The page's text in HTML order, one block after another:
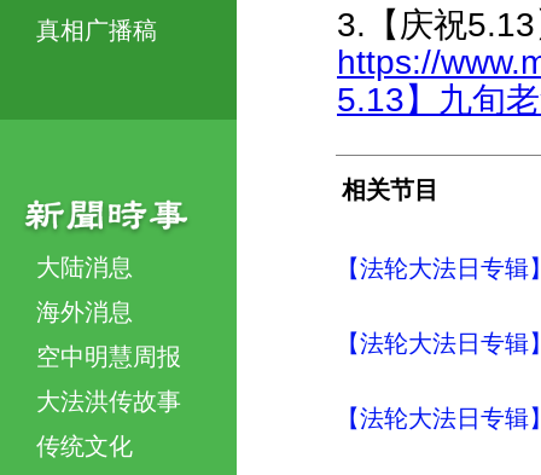
真相广播稿
大陆消息
海外消息
空中明慧周报
大法洪传故事
传统文化
3.【庆祝
https://
5.13】九旬
相关节目
【法轮大法日专
【法轮大法日专
【法轮大法日专